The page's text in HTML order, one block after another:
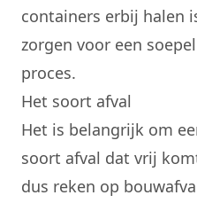
containers erbij halen
zorgen voor een
proces.
Het soort afval
Het is belangrijk om
soort afval dat vrij
dus reken op